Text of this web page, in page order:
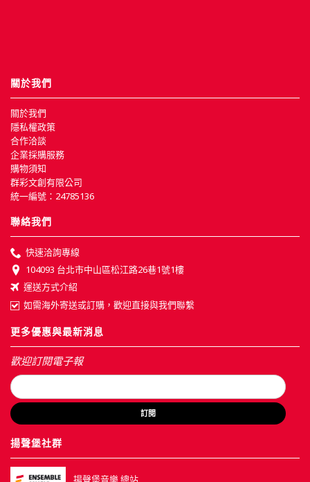
關於我們
關於我們
隱私權政策
合作洽談
企業採購服務
購物須知
群彩文創有限公司
統一編號：24785136
聯絡我們
快速洽詢專線
104093 台北市中山區松江路26巷1號1樓
運送方式介紹
如需海外寄送或訂購，歡迎直接與我們聯繫
更多優惠與最新消息
歡迎訂閱電子報
訂閱
揚聲堡社群
揚聲堡音樂 總站